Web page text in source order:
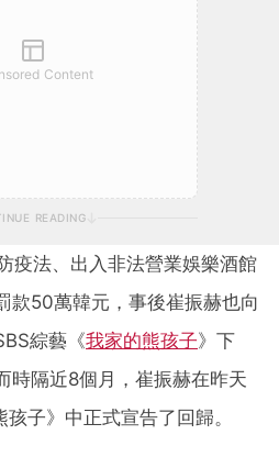
Content
READING
疫法、出入非法營業娛樂酒館
款50萬韓元，事後崔振赫也向
綜藝《我家的熊孩子》下
時隔近8個月，崔振赫在昨天
子》中正式宣告了回歸。